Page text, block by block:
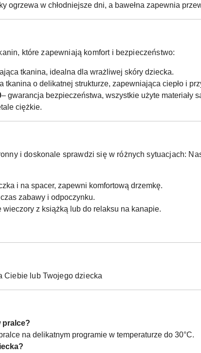
ogrzewa w chłodniejsze dni, a bawełna zapewnia
które zapewniają komfort i bezpieczeństwo:
tkanina, idealna dla wrażliwej skóry dziecka.
tkanina o delikatnej strukturze, zapewniająca ciepło i
– gwarancja bezpieczeństwa, wszystkie użyte materiały
ciężkie.
i doskonale sprawdzi się w różnych sytuacjach:
i na spacer, zapewni komfortową drzemkę.
zabawy i odpoczynku.
wieczory z książką lub do relaksu na kanapie.
Ciebie lub Twojego dziecka
pralce?
na delikatnym programie w temperaturze do 30°C.